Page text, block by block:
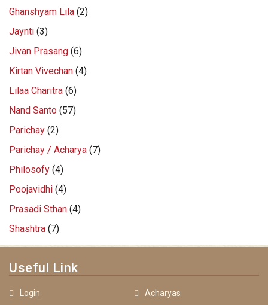
Ghanshyam Lila (2)
Jaynti (3)
Jivan Prasang (6)
Kirtan Vivechan (4)
Lilaa Charitra (6)
Nand Santo (57)
Parichay (2)
Parichay / Acharya (7)
Philosofy (4)
Poojavidhi (4)
Prasadi Sthan (4)
Shashtra (7)
Useful Link
Login
Acharyas